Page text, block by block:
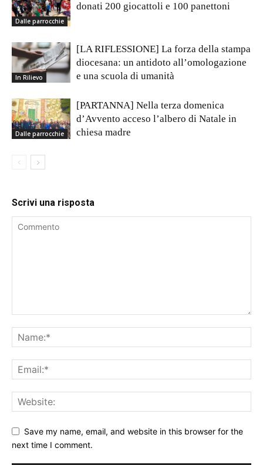
Dalle parrocchie
donati 200 giocattoli e 100 panettoni
In Rilievo
[LA RIFLESSIONE] La forza della stampa
diocesana: un antidoto all’omologazione
e una scuola di umanità
Dalle parrocchie
[PARTANNA] Nella terza domenica
d’Avvento acceso l’albero di Natale in
chiesa madre
Scrivi una risposta
Save my name, email, and website in this browser for the
next time I comment.